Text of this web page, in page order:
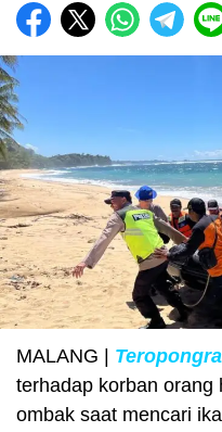
MALANG |
terhadap korban orang
ombak saat mencari